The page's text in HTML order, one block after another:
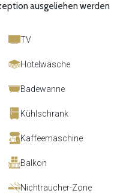
ausgeliehen werden
TV
Hotelwäsche
Badewanne
Kühlschrank
Kaffeemaschine
Balkon
Nichtraucher-Zone